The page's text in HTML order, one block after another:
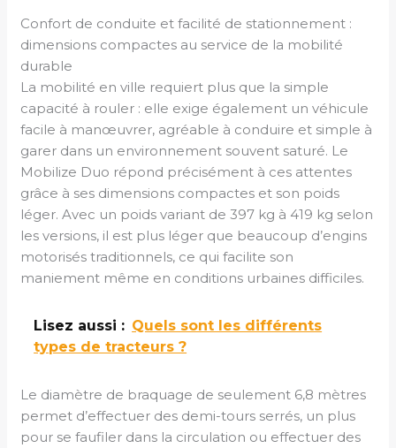
Confort de conduite et facilité de stationnement :
dimensions compactes au service de la mobilité
durable
La mobilité en ville requiert plus que la simple
capacité à rouler : elle exige également un véhicule
facile à manœuvrer, agréable à conduire et simple à
garer dans un environnement souvent saturé. Le
Mobilize Duo répond précisément à ces attentes
grâce à ses dimensions compactes et son poids
léger. Avec un poids variant de 397 kg à 419 kg selon
les versions, il est plus léger que beaucoup d’engins
motorisés traditionnels, ce qui facilite son
maniement même en conditions urbaines difficiles.
Lisez aussi : Quels sont les différents
types de tracteurs ?
Le diamètre de braquage de seulement 6,8 mètres
permet d’effectuer des demi-tours serrés, un plus
pour se faufiler dans la circulation ou effectuer des